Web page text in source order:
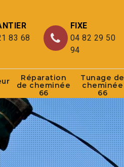
83 68
FIXE
04 82 29 50
94
Réparation
de cheminée
66
Tunage de
cheminée
66